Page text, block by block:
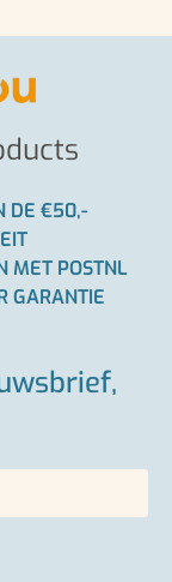
DE €50,-
MET POSTNL
GARANTIE